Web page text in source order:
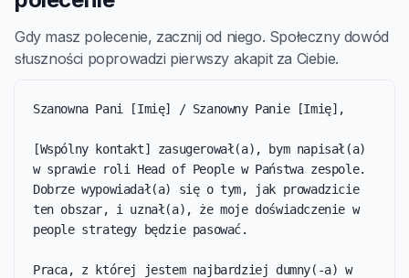
Gdy masz polecenie, zacznij od niego. Społeczny dowód
słuszności poprowadzi pierwszy akapit za Ciebie.
Szanowna Pani [Imię] / Szanowny Panie [Imię],
[Wspólny kontakt] zasugerował(a), bym napisał(a)
w sprawie roli Head of People w Państwa zespole.
Dobrze wypowiadał(a) się o tym, jak prowadzicie
ten obszar, i uznał(a), że moje doświadczenie w
people strategy będzie pasować.
Praca, z której jestem najbardziej dumny(-a) w